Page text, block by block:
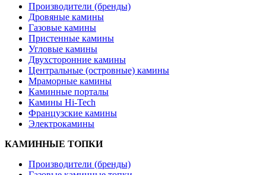
Производители (бренды)
Дровяные камины
Газовые камины
Пристенные камины
Угловые камины
Двухсторонние камины
Центральные (островные) камины
Мраморные камины
Каминные порталы
Камины Hi-Tech
Французские камины
Электрокамины
КАМИННЫЕ ТОПКИ
Производители (бренды)